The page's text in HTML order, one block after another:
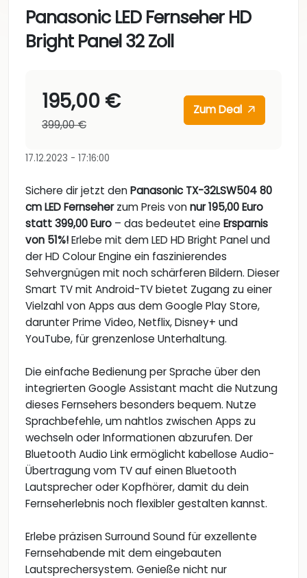
Panasonic LED Fernseher HD
Bright Panel 32 Zoll
195,00 €
399,00 €
Zum Deal
17.12.2023 - 17:16:00
Sichere dir jetzt denPanasonic TX-32LSW504 80
cm LED Fernseherzum Preis vonnur 195,00 Euro
statt 399,00 Euro – das bedeutet eine Ersparnis
von 51%!Erlebe mit dem LED HD Bright Panel und
der HD Colour Engine ein faszinierendes
Sehvergnügen mit noch schärferen Bildern. Dieser
Smart TV mit Android-TV bietet Zugang zu einer
Vielzahl von Apps aus dem Google Play Store,
darunter Prime Video, Netflix, Disney+ und
YouTube, für grenzenlose Unterhaltung.
Die einfache Bedienung per Sprache über den
integrierten Google Assistant macht die Nutzung
dieses Fernsehers besonders bequem. Nutze
Sprachbefehle, um nahtlos zwischen Apps zu
wechseln oder Informationen abzurufen. Der
Bluetooth Audio Link ermöglicht kabellose Audio-
Übertragung vom TV auf einen Bluetooth
Lautsprecher oder Kopfhörer, damit du dein
Fernseherlebnis noch flexibler gestalten kannst.
Erlebe präzisen Surround Sound für exzellente
Fernsehabende mit dem eingebauten
Lautsprechersystem. Genieße nicht nur